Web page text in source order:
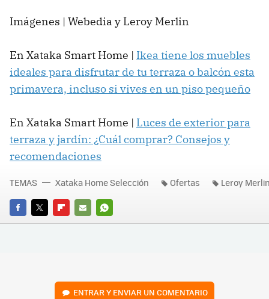
Imágenes | Webedia y Leroy Merlin
En Xataka Smart Home | Ikea tiene los muebles
ideales para disfrutar de tu terraza o balcón esta
primavera, incluso si vives en un piso pequeño
En Xataka Smart Home | Luces de exterior para
terraza y jardín: ¿Cuál comprar? Consejos y
recomendaciones
FACEBOOK
TWITTERFLIPBOARD
E-
WHATSAPP
TEMAS Xataka Home Selección Ofertas Leroy
ENTRAR Y ENVIAR UN COMENTARIO